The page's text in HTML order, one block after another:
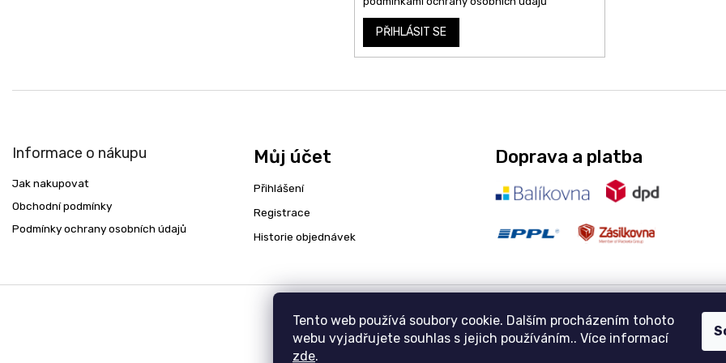
Tento web používá soubory cookie. Dalším procházením tohoto
webu vyjadřujete souhlas s jejich používáním.. Více informací
zde.
PŘIHLÁSIT SE
Informace o nákupu
Jak nakupovat
Obchodní podmínky
Podmínky ochrany osobních údajů
Můj účet
Přihlášení
Registrace
Historie objednávek
Doprava a platba